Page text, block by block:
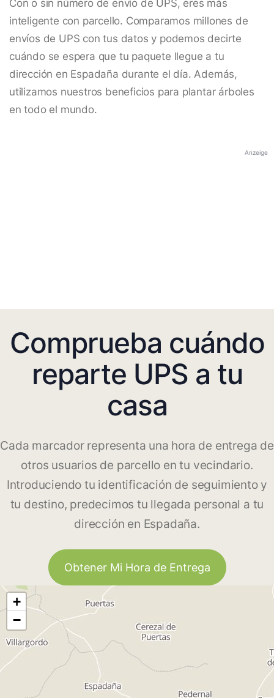
Con o sin número de envío de UPS, eres más
inteligente con parcello. Comparamos millones de
envíos de UPS con tus datos y podemos decirte
cuándo se espera que tu paquete llegue a tu
dirección en Espadaña durante el día. Además,
utilizamos nuestros beneficios para plantar árboles
en todo el mundo.
Anzeige
Comprueba cuándo
reparte UPS a tu
casa
Cada marcador representa una hora de entrega de
otros usuarios de parcello en tu vecindario.
Introduciendo tu identificación de seguimiento y
tu destino, predecimos tu llegada personal a tu
dirección en Espadaña.
Obtener Mi Hora de Entrega
+
−